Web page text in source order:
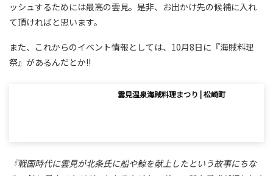
ッシュするためには最高の雲見。是非、お出かけ先の候補に入れ
て頂ければと思います。
また、これからのイベント情報としては、10月8日に『海賊料理
祭』があるんだとか!!
雲見温泉海賊料理まつり | 松崎町
『戦国時代に雲見が北条氏に船や鯨を献上したという故事にちな